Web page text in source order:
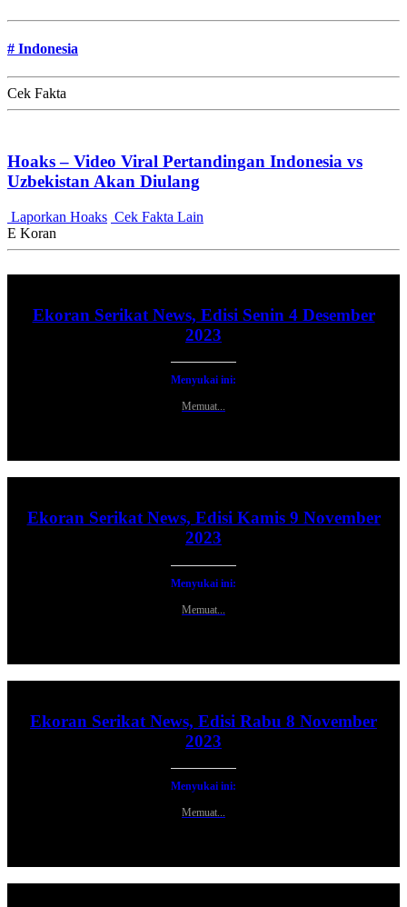
# Indonesia
Cek Fakta
Hoaks – Video Viral Pertandingan Indonesia vs
Uzbekistan Akan Diulang
Laporkan Hoaks Cek Fakta Lain
E Koran
Ekoran Serikat News, Edisi Senin 4 Desember
2023
Menyukai ini:
Memuat...
Ekoran Serikat News, Edisi Kamis 9 November
2023
Menyukai ini:
Memuat...
Ekoran Serikat News, Edisi Rabu 8 November
2023
Menyukai ini:
Memuat...